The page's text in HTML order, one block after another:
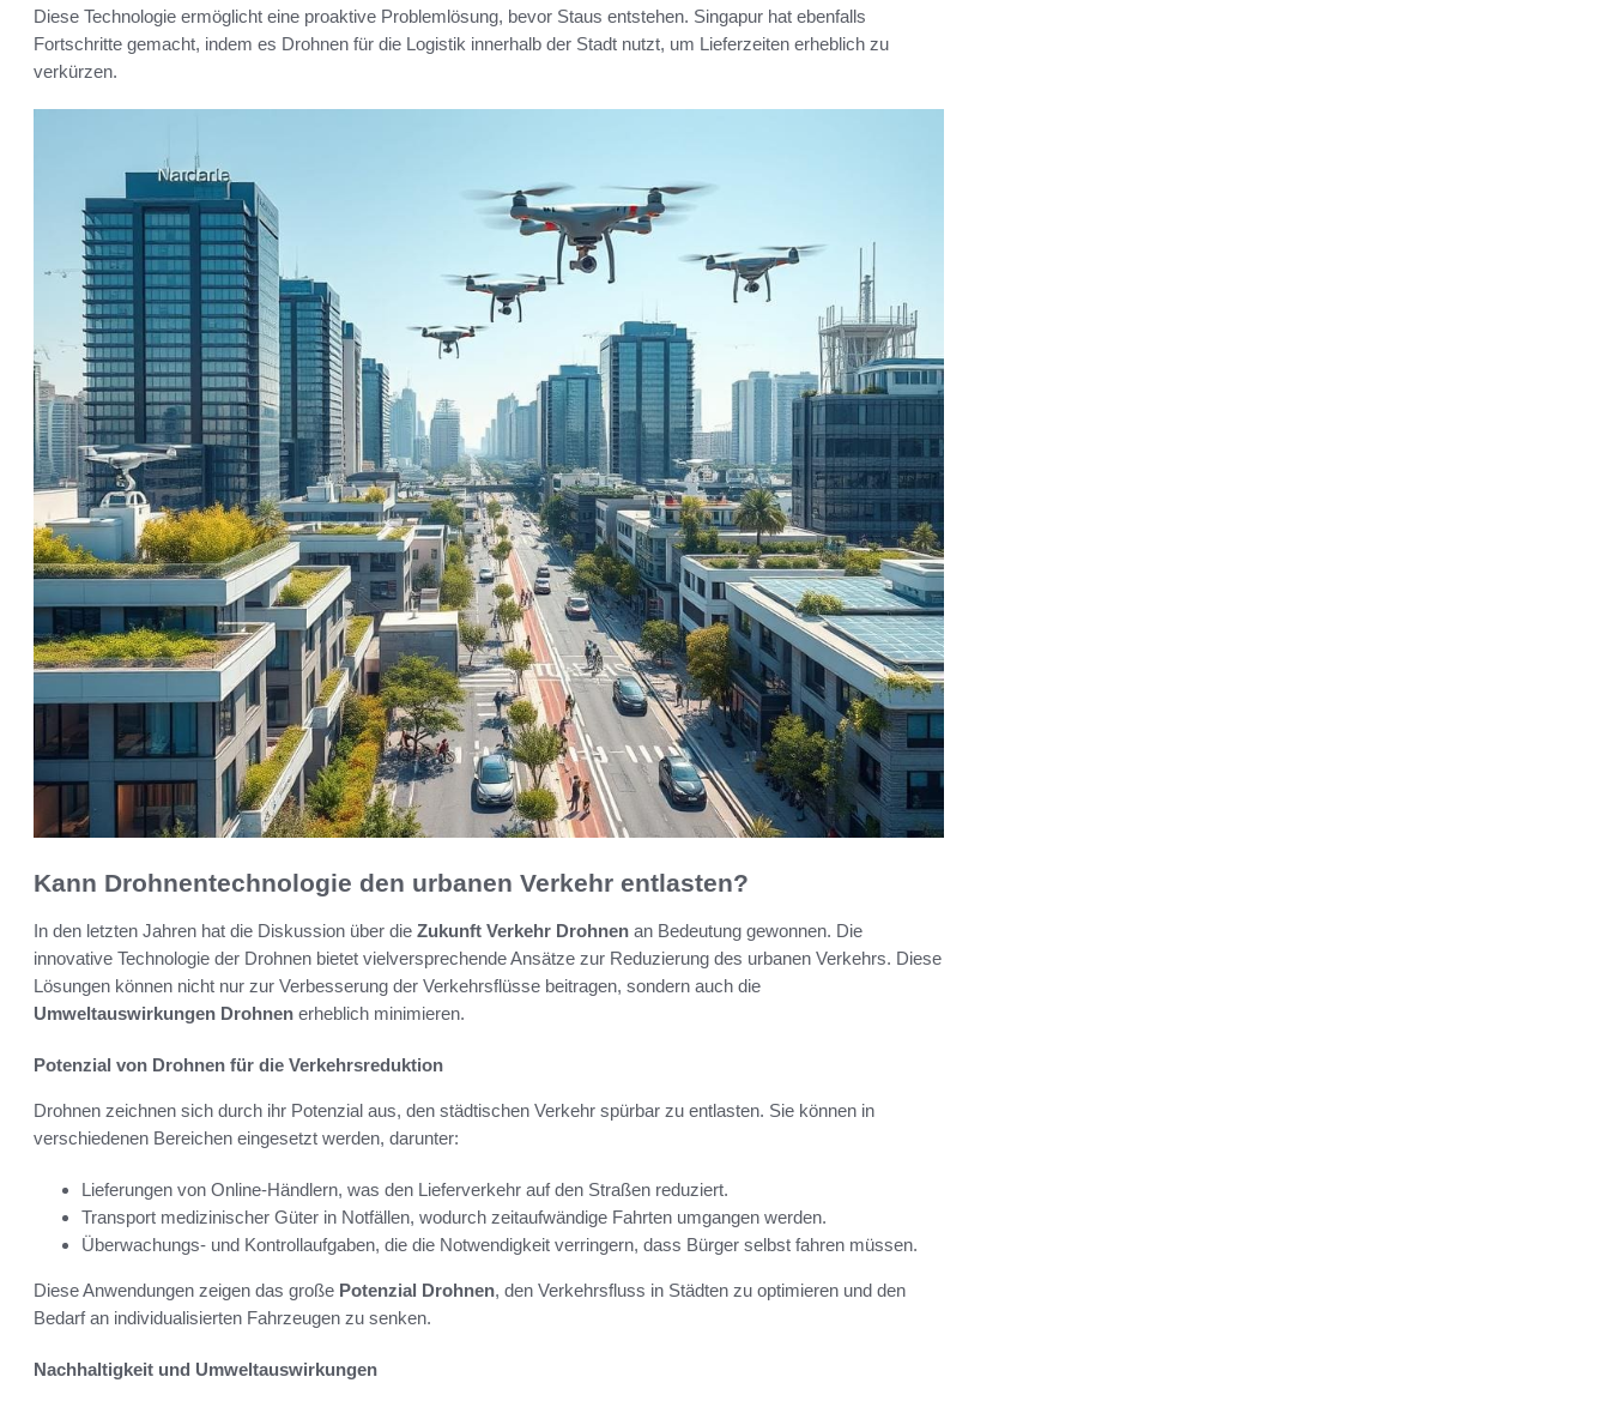
Diese Technologie ermöglicht eine proaktive Problemlösung, bevor Staus entstehen. Singapur hat ebenfalls
Fortschritte gemacht, indem es Drohnen für die Logistik innerhalb der Stadt nutzt, um Lieferzeiten erheblich zu
verkürzen.
Kann Drohnentechnologie den urbanen Verkehr entlasten?
In den letzten Jahren hat die Diskussion über die Zukunft Verkehr Drohnen an Bedeutung gewonnen. Die
innovative Technologie der Drohnen bietet vielversprechende Ansätze zur Reduzierung des urbanen Verkehrs. Diese
Lösungen können nicht nur zur Verbesserung der Verkehrsflüsse beitragen, sondern auch die
Umweltauswirkungen Drohnen erheblich minimieren.
Potenzial von Drohnen für die Verkehrsreduktion
Drohnen zeichnen sich durch ihr Potenzial aus, den städtischen Verkehr spürbar zu entlasten. Sie können in
verschiedenen Bereichen eingesetzt werden, darunter:
Lieferungen von Online-Händlern, was den Lieferverkehr auf den Straßen reduziert.
Transport medizinischer Güter in Notfällen, wodurch zeitaufwändige Fahrten umgangen werden.
Überwachungs- und Kontrollaufgaben, die die Notwendigkeit verringern, dass Bürger selbst fahren müssen.
Diese Anwendungen zeigen das große Potenzial Drohnen, den Verkehrsfluss in Städten zu optimieren und den
Bedarf an individualisierten Fahrzeugen zu senken.
Nachhaltigkeit und Umweltauswirkungen